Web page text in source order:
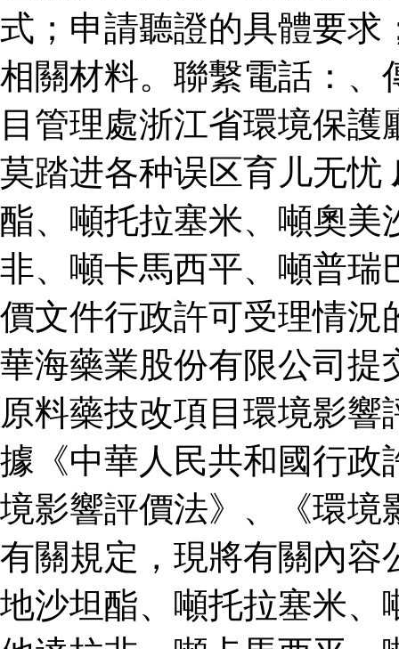
式；申請聽證的具體要求
相關材料。聯繫電話：、
目管理處浙江省環境保護
莫踏进各种误区育儿无忧
酯、噸托拉塞米、噸奧美
非、噸卡馬西平、噸普瑞
價文件行政許可受理情況
華海藥業股份有限公司提
原料藥技改項目環境影
據《中華人民共和國行政
境影響評價法》、《環境
有關規定，現將有關內容
地沙坦酯、噸托拉塞米、